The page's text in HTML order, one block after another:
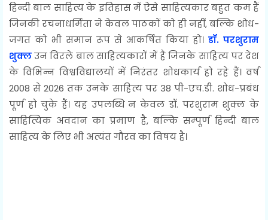
हिन्दी बाल साहित्य के इतिहास में ऐसे साहित्यकार बहुत कम हैं
जिनकी रचनाधर्मिता ने केवल पाठकों को ही नहीं, बल्कि शोध-
जगत को भी समान रूप से आकर्षित किया हो। डॉ. परशुराम
शुक्लउन विरले बाल साहित्यकारों में हैं जिनके साहित्य पर देश
के विभिन्न विश्वविद्यालयों में निरंतर शोधकार्य हो रहे हैं। वर्ष
2008 से 2026 तक उनके साहित्य पर 38 पी-एच.डी. शोध-प्रबंध
पूर्ण हो चुके हैं। यह उपलब्धि न केवल डॉ. परशुराम शुक्ल के
साहित्यिक अवदान का प्रमाण है, बल्कि सम्पूर्ण हिन्दी बाल
साहित्य के लिए भी अत्यंत गौरव का विषय है।